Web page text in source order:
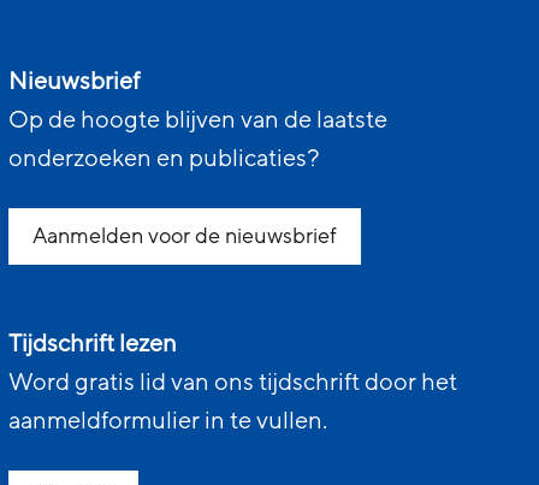
Nieuwsbrief
Op de hoogte blijven van de laatste
onderzoeken en publicaties?
Aanmelden voor de nieuwsbrief
Tijdschrift lezen
Word gratis lid van ons tijdschrift door het
aanmeldformulier in te vullen.